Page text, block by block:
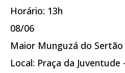
Horário: 13h
08/06
Maior Munguzá do Sertão
Local: Praça da Juventude